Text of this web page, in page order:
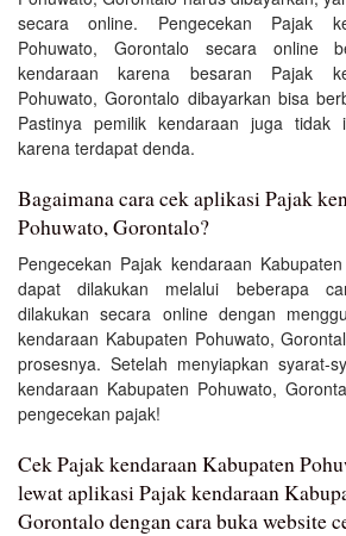
secara online. Pengecekan Pajak
Pohuwato, Gorontalo secara online
kendaraan karena besaran Pajak
Pohuwato, Gorontalo dibayarkan bisa
Pastinya pemilik kendaraan juga tidak
karena terdapat denda.
Bagaimana cara cek aplikasi Pajak
Pohuwato, Gorontalo?
Pengecekan Pajak kendaraan
dapat dilakukan melalui beberapa
dilakukan secara online dengan
kendaraan Kabupaten Pohuwato,
prosesnya. Setelah menyiapkan syarat-
kendaraan Kabupaten Pohuwato,
pengecekan pajak!
Cek Pajak kendaraan Kabupaten
lewat aplikasi Pajak kendaraan
Gorontalo dengan cara buka website